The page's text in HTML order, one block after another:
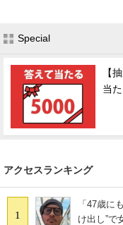
Special
【
当
アクセスランキング
1
「47歳
け出し”